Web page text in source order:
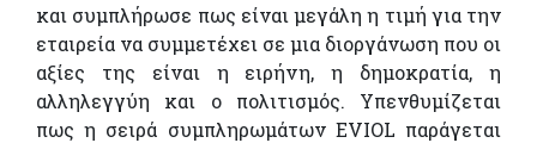
και συμπλήρωσε πως είναι μεγάλη η τιμή για την
εταιρεία να συμμετέχει σε μια διοργάνωση που οι
αξίες της είναι η ειρήνη, η δημοκρατία, η
αλληλεγγύη και ο πολιτισμός. Υπενθυμίζεται
πως η σειρά συμπληρωμάτων EVIOL παράγεται